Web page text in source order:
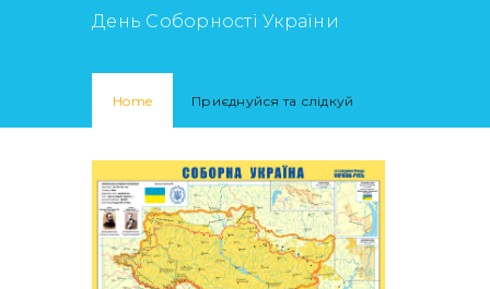
День Соборності України
Home Приєднуйся та слідкуй